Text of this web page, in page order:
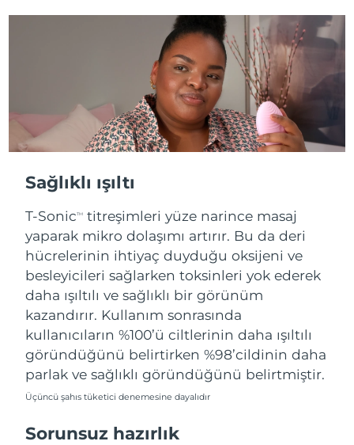
Sağlıklı ışıltı
T-SonicTM
titreşimleri yüze narince masaj
yaparak mikro dolaşımı artırır. Bu da deri
hücrelerinin ihtiyaç duyduğu oksijeni ve
besleyicileri sağlarken toksinleri yok ederek
daha ışıltılı ve sağlıklı bir görünüm
kazandırır. Kullanım sonrasında
kullanıcıların %100’ü ciltlerinin daha ışıltılı
göründüğünü belirtirken %98’cildinin daha
parlak ve sağlıklı göründüğünü belirtmiştir.
Üçüncü şahıs tüketici denemesine dayalıdır
Sorunsuz hazırlık